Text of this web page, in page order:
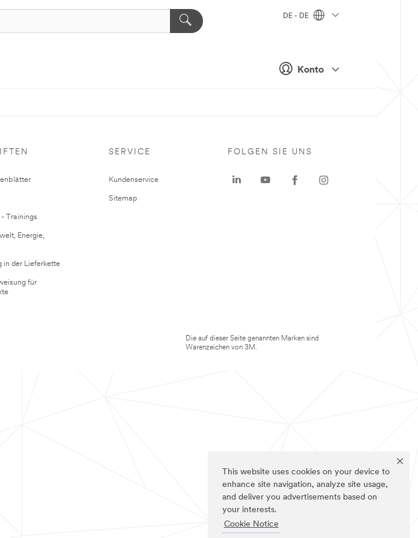
This website uses cookies on your device to
enhance site navigation, analyze site usage,
and deliver you advertisements based on
your interests.
Cookie Notice
Konto
DE - DE
Trainings
Energie,
in der Lieferkette
für
SERVICE
Kundenservice
Sitemap
FOLGEN SIE UNS
Die auf dieser Seite genannten Marken sind
Warenzeichen von 3M.